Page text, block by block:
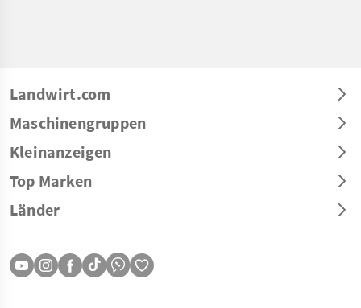
Landwirt.com
Maschinengruppen
Kleinanzeigen
Top Marken
Länder